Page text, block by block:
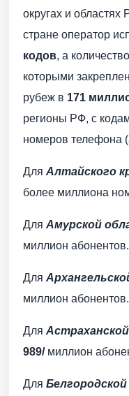
округах и
стране оператор
кодов, а
которыми
рубеж в 171
регионы РФ, с
номеров телефона
Для Алтайского
более миллиона
Для Амурской
миллион абонентов.
Для
миллион абонентов.
Для
989/миллион
Для